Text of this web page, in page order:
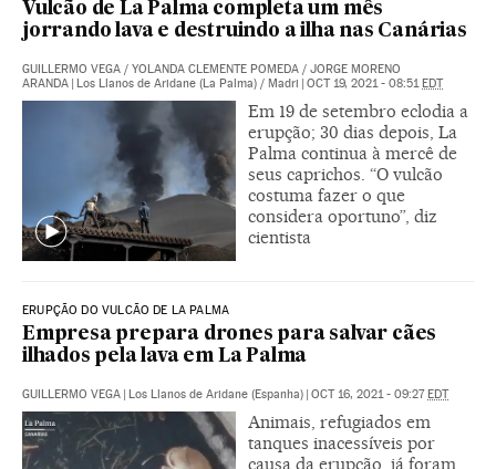
Vulcão de La Palma completa um mês
jorrando lava e destruindo a ilha nas Canárias
GUILLERMO VEGA / YOLANDA CLEMENTE POMEDA / JORGE MORENO
ARANDA | Los Llanos de Aridane (La Palma) / Madri | OCT 19, 2021 - 08:51EDT
Em 19 de setembro eclodia a
erupção; 30 dias depois, La
Palma continua à mercê de
seus caprichos. “O vulcão
costuma fazer o que
considera oportuno”, diz
cientista
ERUPÇÃO DO VULCÃO DE LA PALMA
Empresa prepara drones para salvar cães
ilhados pela lava em La Palma
GUILLERMO VEGA | Los Llanos de Aridane (Espanha) | OCT 16, 2021 - 09:27EDT
Animais, refugiados em
tanques inacessíveis por
causa da erupção, já foram